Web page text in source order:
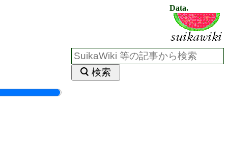
Data.
検索